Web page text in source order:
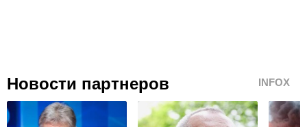
Новости партнеров INFOX